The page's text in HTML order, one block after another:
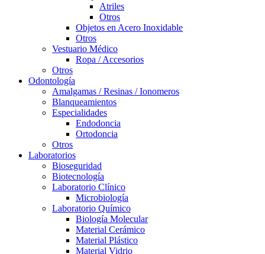
Atriles
Otros
Objetos en Acero Inoxidable
Otros
Vestuario Médico
Ropa / Accesorios
Otros
Odontología
Amalgamas / Resinas / Ionomeros
Blanqueamientos
Especialidades
Endodoncia
Ortodoncia
Otros
Laboratorios
Bioseguridad
Biotecnología
Laboratorio Clínico
Microbiología
Laboratorio Químico
Biología Molecular
Material Cerámico
Material Plástico
Material Vidrio